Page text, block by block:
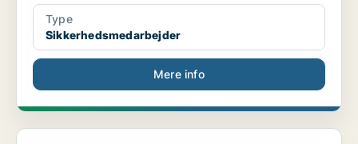
Type
Sikkerhedsmedarbejder
Mere info
Korporal til HIKMP, ved Efterretningsregimentet. V...